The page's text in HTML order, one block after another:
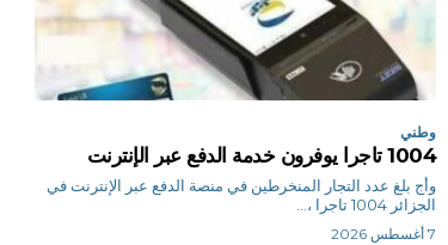
وطني
1004 تاجرا يوفرون خدمة الدفع عبر الإنترنت
وأج بلغ عدد التجار المنخرطين في منصة الدفع عبر الإنترنت في
الجزائر 1004 تاجرا ،...
7 أغسطس 2026